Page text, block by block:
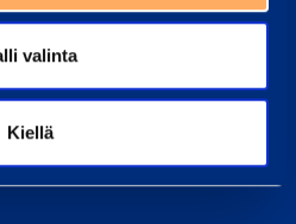
valinta
Kiellä
tavallisimpiin kysymyksiin